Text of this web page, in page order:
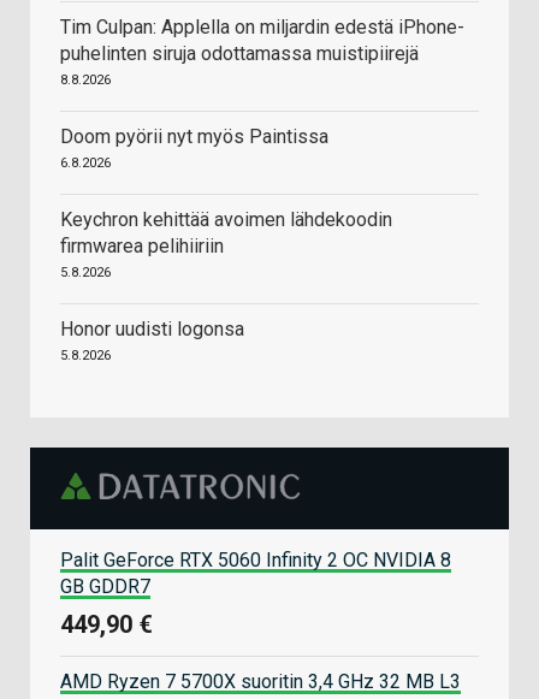
Tim Culpan: Applella on miljardin edestä iPhone-
puhelinten siruja odottamassa muistipiirejä
8.8.2026
Doom pyörii nyt myös Paintissa
6.8.2026
Keychron kehittää avoimen lähdekoodin
firmwarea pelihiiriin
5.8.2026
Honor uudisti logonsa
5.8.2026
Palit GeForce RTX 5060 Infinity 2 OC NVIDIA 8
GB GDDR7
449,90 €
AMD Ryzen 7 5700X suoritin 3,4 GHz 32 MB L3